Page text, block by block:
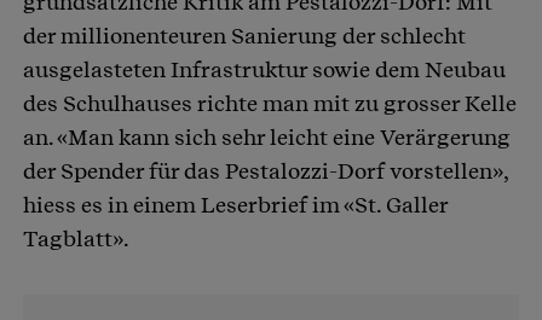
der millionenteuren Sanierung der schlecht
ausgelasteten Infrastruktur sowie dem Neubau
des Schulhauses richte man mit zu grosser Kelle
an. «Man kann sich sehr leicht eine Verärgerung
der Spender für das Pestalozzi-Dorf vorstellen»,
hiess es in einem Leserbrief im «St. Galler
Tagblatt».